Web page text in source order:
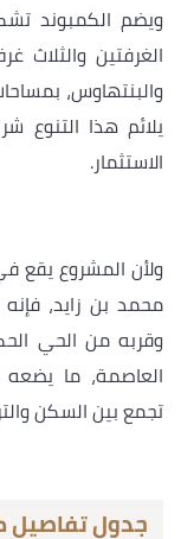
ويضم الكمبوند
الغرفتين والثلاث
يلائم هذا التنوع
الاستثمار.
ولأن المشروع يقع
محمد بن زايد،
وقربه من الحي
العاصمة، ما
تجمع بين السكن
جدول تفاصيل